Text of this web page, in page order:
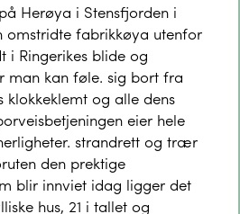
Herøya i Stensfjorden i
omstridte fabrikkøya utenfor
i Ringerikes blide og
man kan føle. sig bort fra
klokkeklemt og alle dens
eier hele
strandrett og trær
den prektige
blir innviet idag ligger det
hus, 21 i tallet og